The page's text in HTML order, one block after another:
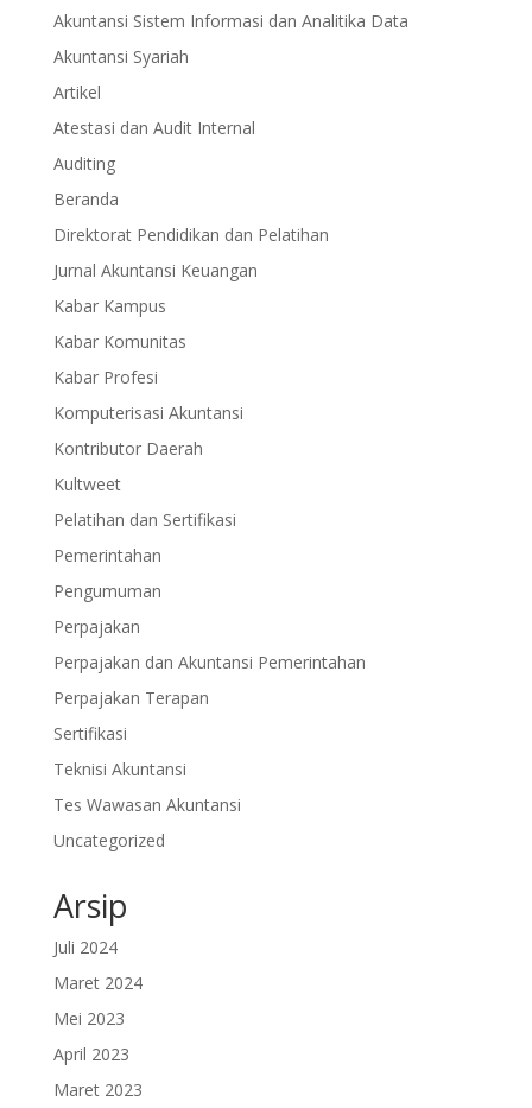
Akuntansi Sistem Informasi dan Analitika Data
Akuntansi Syariah
Artikel
Atestasi dan Audit Internal
Auditing
Beranda
Direktorat Pendidikan dan Pelatihan
Jurnal Akuntansi Keuangan
Kabar Kampus
Kabar Komunitas
Kabar Profesi
Komputerisasi Akuntansi
Kontributor Daerah
Kultweet
Pelatihan dan Sertifikasi
Pemerintahan
Pengumuman
Perpajakan
Perpajakan dan Akuntansi Pemerintahan
Perpajakan Terapan
Sertifikasi
Teknisi Akuntansi
Tes Wawasan Akuntansi
Uncategorized
Arsip
Juli 2024
Maret 2024
Mei 2023
April 2023
Maret 2023